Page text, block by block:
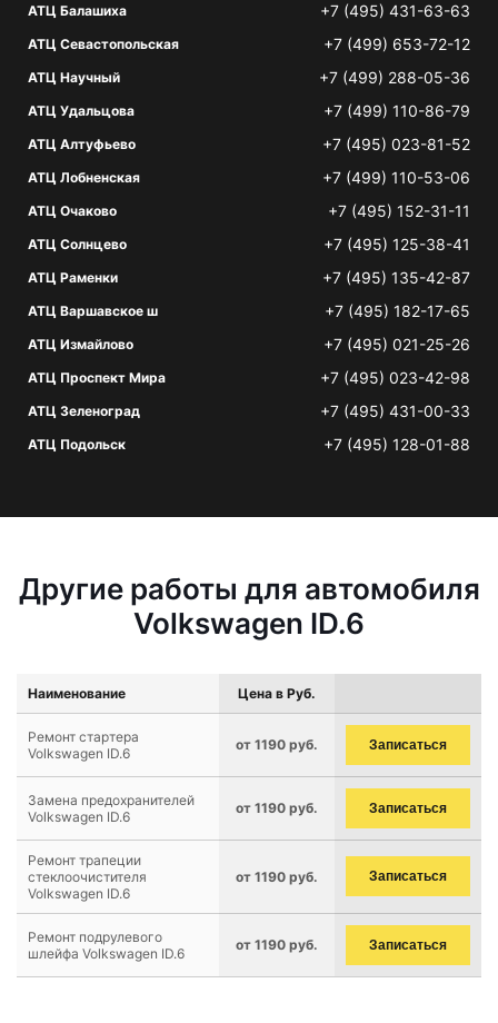
АТЦ Балашиха +7 (495) 431-63-63
АТЦ Севастопольская +7 (499) 653-72-12
АТЦ Научный +7 (499) 288-05-36
АТЦ Удальцова +7 (499) 110-86-79
АТЦ Алтуфьево +7 (495) 023-81-52
АТЦ Лобненская +7 (499) 110-53-06
АТЦ Очаково +7 (495) 152-31-11
АТЦ Солнцево +7 (495) 125-38-41
АТЦ Раменки +7 (495) 135-42-87
АТЦ Варшавское ш +7 (495) 182-17-65
АТЦ Измайлово +7 (495) 021-25-26
АТЦ Проспект Мира +7 (495) 023-42-98
АТЦ Зеленоград +7 (495) 431-00-33
АТЦ Подольск +7 (495) 128-01-88
Другие работы для автомобиля
Volkswagen ID.6
Наименование Цена в Руб.
Ремонт стартера
Volkswagen ID.6
от 1190 руб. Записаться
Замена предохранителей
Volkswagen ID.6
от 1190 руб. Записаться
Ремонт трапеции
стеклоочистителя
Volkswagen ID.6
от 1190 руб. Записаться
Ремонт подрулевого
шлейфа Volkswagen ID.6
от 1190 руб. Записаться